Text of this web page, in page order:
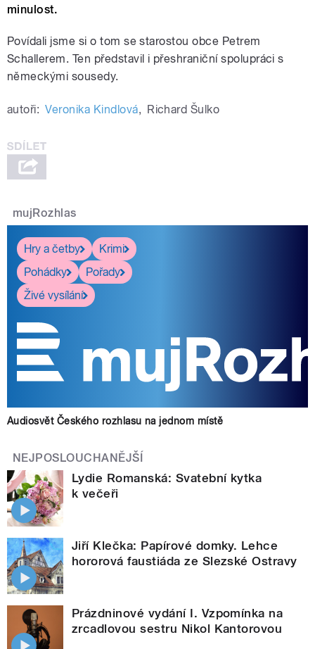
minulost.
Povídali jsme si o tom se starostou obce Petrem
Schallerem. Ten představil i přeshraniční spolupráci s
německými sousedy.
autoři: Veronika Kindlová, Richard Šulko
mujRozhlas
Hry a četby
Krimi
Pohádky
Pořady
Živé vysílání
Audiosvět Českého rozhlasu na jednom místě
NEJPOSLOUCHANĚJŠÍ
Lydie Romanská: Svatební kytka
k večeři
Jiří Klečka: Papírové domky. Lehce
hororová faustiáda ze Slezské Ostravy
Prázdninové vydání I. Vzpomínka na
zrcadlovou sestru Nikol Kantorovou